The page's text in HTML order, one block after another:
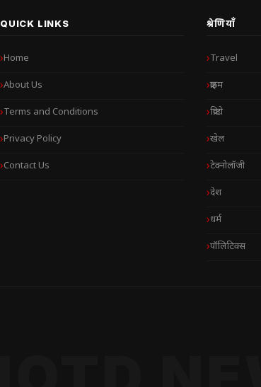
QUICK LINKS
Home
About Us
Terms and Conditions
Privacy Policy
Contact Us
श्रेणियाँ
Travel
क्राइम
क्रिप्टो
खेल
टेक्नोलॉजी
देश
धर्म
पॉलिटिक्स